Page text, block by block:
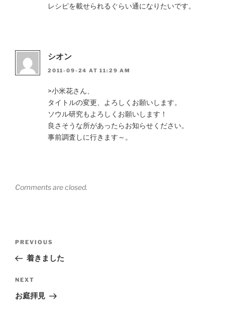
レシピを載せられるぐらい通になりたいです。
シオン
2011-09-24 AT 11:29 AM
>小米花さん、
タイトルの変更、よろしくお願いします。
ソウル研究もよろしくお願いします！
良さそうな所があったらお知らせください。
事前調査しに行きます～。
Comments are closed.
navigation
Previous
Post
PREVIOUS
着きました
Next
Post
NEXT
お庭拝見